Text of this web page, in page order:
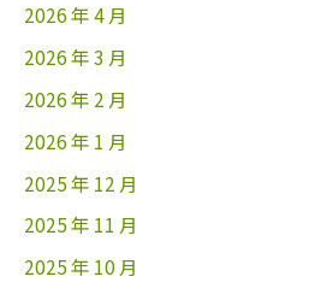
2026 年 4 月
2026 年 3 月
2026 年 2 月
2026 年 1 月
2025 年 12 月
2025 年 11 月
2025 年 10 月